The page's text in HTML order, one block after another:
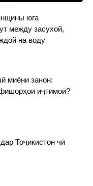
юга
между засухой,
на воду
миёни занон:
иҷтимоӣ?
Тоҷикистон чӣ